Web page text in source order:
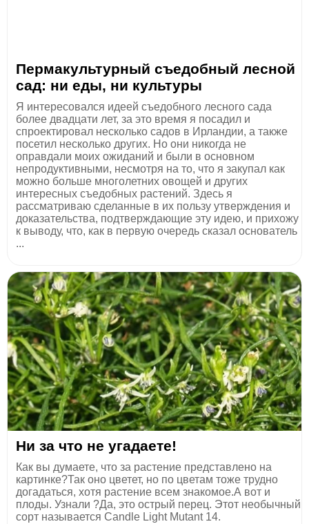
Пермакультурный съедобный лесной
сад: ни еды, ни культуры
Я интересовался идеей съедобного лесного сада
более двадцати лет, за это время я посадил и
спроектировал несколько садов в Ирландии, а также
посетил несколько других. Но они никогда не
оправдали моих ожиданий и были в основном
непродуктивными, несмотря на то, что я закупал как
можно больше многолетних овощей и других
интересных съедобных растений. Здесь я
рассматриваю сделанные в их пользу утверждения и
доказательства, подтверждающие эту идею, и прихожу
к выводу, что, как в первую очередь сказал основатель
...
Ни за что не угадаете!
Как вы думаете, что за растение представлено на
картинке?Так оно цветет, но по цветам тоже трудно
догадаться, хотя растение всем знакомое.А вот и
плоды. Узнали ?Да, это острый перец. Этот необычный
сорт называется Candle Light Mutant 14.